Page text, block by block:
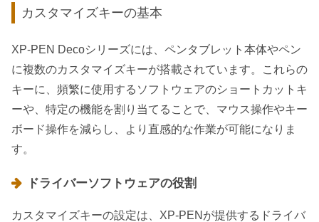
カスタマイズキーの基本
XP-PEN Decoシリーズには、ペンタブレット本体やペン
に複数のカスタマイズキーが搭載されています。これらの
キーに、頻繁に使用するソフトウェアのショートカットキ
ーや、特定の機能を割り当てることで、マウス操作やキー
ボード操作を減らし、より直感的な作業が可能になりま
す。
ドライバーソフトウェアの役割
カスタマイズキーの設定は、XP-PENが提供するドライバ